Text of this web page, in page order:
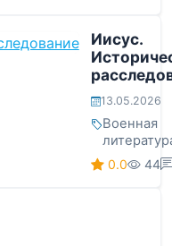
Иисус.
13.05.2026
Военная
0.0 44